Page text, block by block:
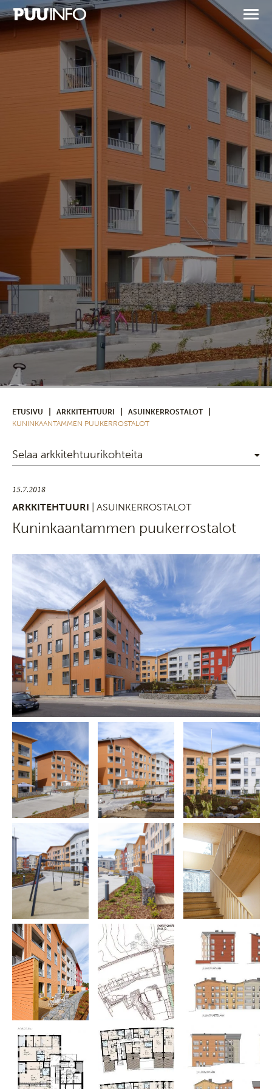
ETUSIVU ARKKITEHTUURI ASUINKERROSTALOT
KUNINKAANTAMMEN PUUKERROSTALOT
Selaa arkkitehtuurikohteita
15.7.2018
ARKKITEHTUURI
| ASUINKERROSTALOT
Kuninkaantammen puukerrostalot